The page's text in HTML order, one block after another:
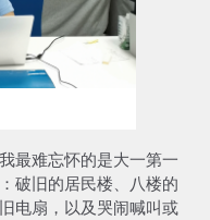
最难忘怀的是大一第一
破旧的居民楼、八楼的
电扇，以及哭闹喊叫或